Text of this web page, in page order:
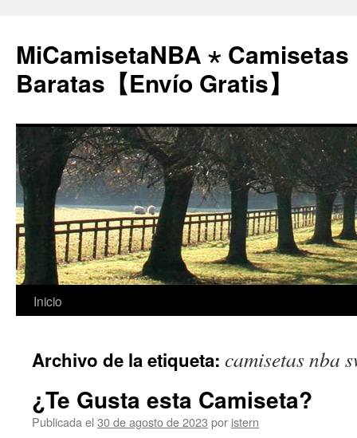
MiCamisetaNBA ⋆ Camisetas
Baratas【Envío Gratis】
Saltar
contenido
Inicio
Archivo de la etiqueta: camisetas nba
¿Te Gusta esta Camiseta?
Publicada el 30 de agosto de 2023 por istern